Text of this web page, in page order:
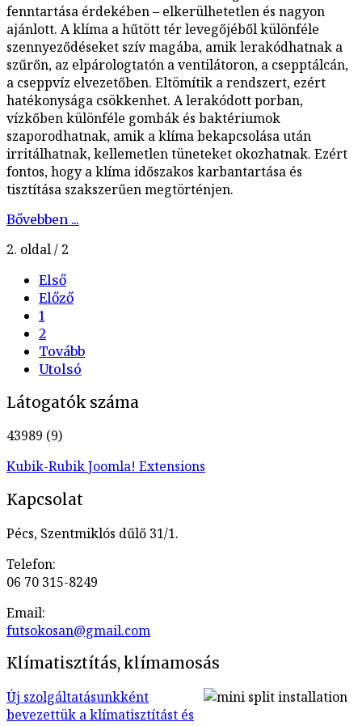
fenntartása érdekében – elkerülhetetlen és nagyon
ajánlott. A klíma a hűtött tér levegőjéből különféle
szennyeződéseket szív magába, amik lerakódhatnak a
szűrőn, az elpárologtatón a ventilátoron, a csepptálcán,
a cseppvíz elvezetőben. Eltömítik a rendszert, ezért
hatékonysága csökkenhet. A lerakódott porban,
vízkőben különféle gombák és baktériumok
szaporodhatnak, amik a klíma bekapcsolása után
irritálhatnak, kellemetlen tüneteket okozhatnak. Ezért
fontos, hogy a klíma időszakos karbantartása és
tisztítása szakszerűen megtörténjen.
Bővebben ...
2. oldal / 2
Első
Előző
1
2
Tovább
Utolsó
Látogatók száma
43989 (9)
Kubik-Rubik Joomla! Extensions
Kapcsolat
Pécs, Szentmiklós dűlő 31/1.
Telefon:
06 70 315-8249
Email:
Klímatisztítás, klímamosás
Új szolgáltatásunkként
bevezettük a klímatisztítást és